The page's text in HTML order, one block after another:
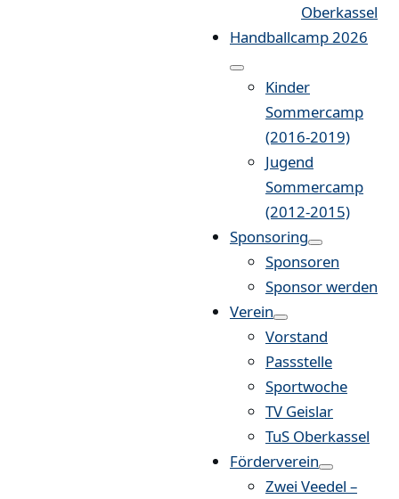
Oberkassel
Handballcamp 2026
Kinder
Sommercamp
(2016-2019)
Jugend
Sommercamp
(2012-2015)
Sponsoring
Sponsoren
Sponsor werden
Verein
Vorstand
Passstelle
Sportwoche
TV Geislar
TuS Oberkassel
Förderverein
Zwei Veedel –